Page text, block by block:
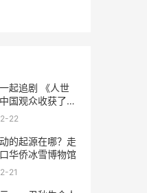
起追剧 《人世
国观众收获了久
22
的起源在哪？走
华侨冰雪博物馆
21